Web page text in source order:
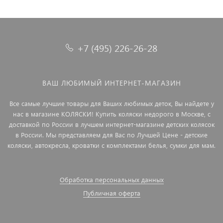
+7 (495) 226-26-28
ВАШ ЛЮБИМЫЙ ИНТЕРНЕТ-МАГАЗИН
Все самые лучшие товары для Ваших любимых деток, Вы найдете у
нас в магазине КОЛЯСКИ! Купить коляски недорого в Москве, с
доставкой по России в лучшем интернет-магазине детских колясок
в России. Мы представляем для Вас по Лучшей Цене - детские
коляски, автокресла, кроватки с комплектами белья, сумки для мам.
Обработка персональных данных
Публичная оферта